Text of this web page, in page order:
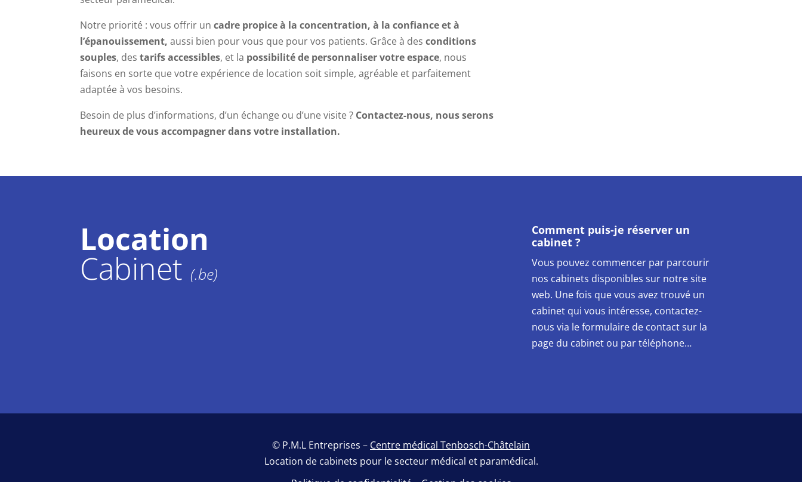
Notre priorité : vous offrir uncadre propice à la concentration, à la confiance et à
l’épanouissement, aussi bien pour vous que pour vos patients. Grâce à desconditions
souples, destarifs accessibles, et la possibilité de personnaliser votre espace, nous
faisons en sorte que votre expérience de location soit simple, agréable et parfaitement
adaptée à vos besoins.
Besoin de plus d’informations, d’un échange ou d’une visite ? Contactez-nous, nous serons
heureux de vous accompagner dans votre installation.
Location
Cabinet (.be)
Comment puis-je réserver un
cabinet ?
Vous pouvez commencer par parcourir
nos cabinets disponibles sur notre site
web. Une fois que vous avez trouvé un
cabinet qui vous intéresse, contactez-
nous via le formulaire de contact sur la
page du cabinet ou par téléphone…
© P.M.L Entreprises – Centre médical Tenbosch-Châtelain
Location de cabinets pour le secteur médical et paramédical.